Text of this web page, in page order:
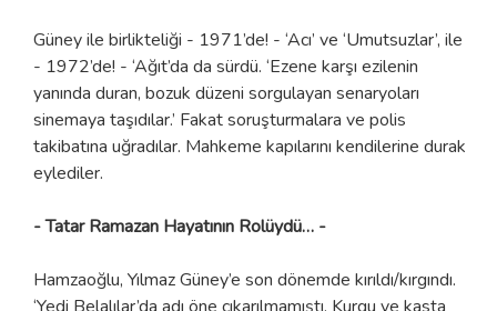
Güney ile birlikteliği - 1971’de! - ‘Acı’ ve ‘Umutsuzlar’, ile
- 1972’de! - ‘Ağıt’da da sürdü. ‘Ezene karşı ezilenin
yanında duran, bozuk düzeni sorgulayan senaryoları
sinemaya taşıdılar.’ Fakat soruşturmalara ve polis
takibatına uğradılar. Mahkeme kapılarını kendilerine durak
eylediler.
- Tatar Ramazan Hayatının Rolüydü… -
Hamzaoğlu, Yılmaz Güney’e son dönemde kırıldı/kırgındı.
‘Yedi Belalılar’da adı öne çıkarılmamıştı. Kurgu ve kasta